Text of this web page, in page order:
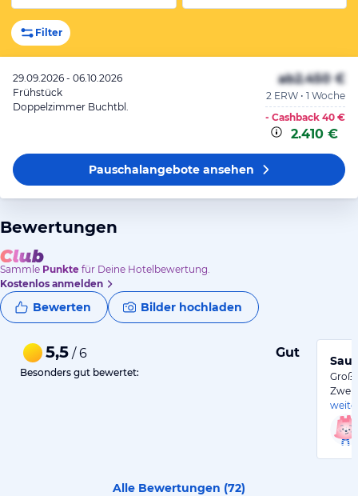
Filter
29.09.2026 - 06.10.2026
Frühstück
Doppelzimmer Buchtbl.
ab2.450 €
2 ERW • 1 Woche
- Cashback 40 €
2.410 €
Pauschalangeboteansehen
Bewertungen
Sammle Punkte für Deine Hotelbewertung.
Kostenlos anmelden
Bewerten Bilder hochladen
5,5 / 6 Gut
Besonders gut bewertet:
Zwei
Alle Bewertungen (72)